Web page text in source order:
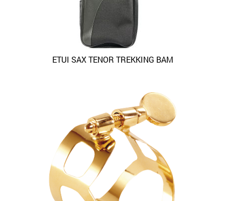
ETUI SAX TENOR TREKKING BAM